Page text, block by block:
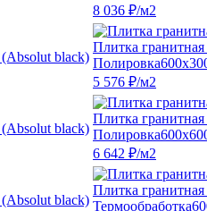
8 036 ₽/м2
Плитка
Полировка
5 576 ₽/м2
Плитка
Полировка
6 642 ₽/м2
Плитка
Термообработка